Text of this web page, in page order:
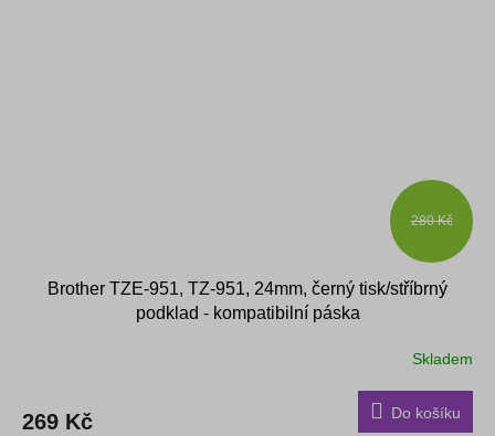
280 Kč
Brother TZE-951, TZ-951, 24mm, černý tisk/stříbrný
podklad - kompatibilní páska
Skladem
269 Kč Do košíku